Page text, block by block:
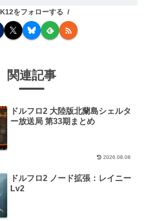
K12をフォローする
関連記事
ドルフロ2 大陸版北蘭島シェルタ
ー放送局 第33期まとめ
2026.08.08
ドルフロ2 ノード拡張：レイニー
Lv2